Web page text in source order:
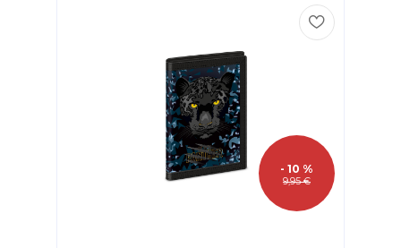
9,95 €
- 10 %